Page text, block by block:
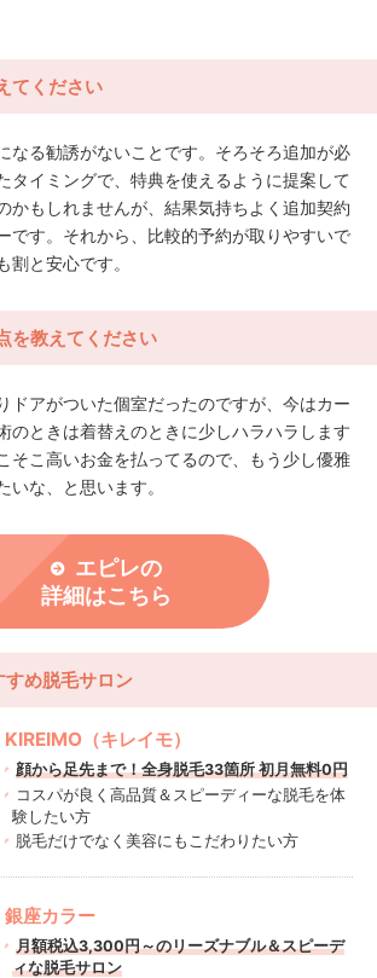
てください
なる勧誘がないことです。そろそろ追加が必
タイミングで、特典を使えるように提案して
かもしれませんが、結果気持ちよく追加契約
です。それから、比較的予約が取りやすいで
割と安心です。
を教えてください
ドアがついた個室だったのですが、今はカー
のときは着替えのときに少しハラハラします
そこ高いお金を払ってるので、もう少し優雅
いな、と思います。
エピレの
詳細はこちら
め脱毛サロン
KIREIMO（キレイモ）
顔から足先まで！全身脱毛33箇所 初月無料0円
コスパが良く高品質＆スピーディーな脱毛を体
験したい方
脱毛だけでなく美容にもこだわりたい方
銀座カラー
月額税込3,300円～のリーズナブル＆スピーデ
ィな脱毛サロン